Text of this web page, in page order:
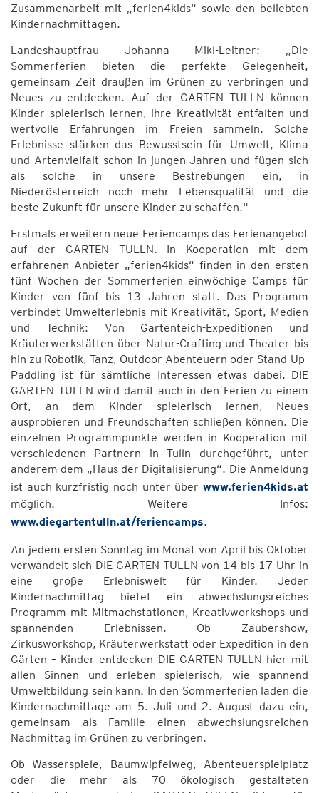
Zusammenarbeit mit „ferien4kids“ sowie den beliebten
Kindernachmittagen.
Landeshauptfrau Johanna Mikl-Leitner: „Die
Sommerferien bieten die perfekte Gelegenheit,
gemeinsam Zeit draußen im Grünen zu verbringen und
Neues zu entdecken. Auf der GARTEN TULLN können
Kinder spielerisch lernen, ihre Kreativität entfalten und
wertvolle Erfahrungen im Freien sammeln. Solche
Erlebnisse stärken das Bewusstsein für Umwelt, Klima
und Artenvielfalt schon in jungen Jahren und fügen sich
als solche in unsere Bestrebungen ein, in
Niederösterreich noch mehr Lebensqualität und die
beste Zukunft für unsere Kinder zu schaffen.“
Erstmals erweitern neue Feriencamps das Ferienangebot
auf der GARTEN TULLN. In Kooperation mit dem
erfahrenen Anbieter „ferien4kids“ finden in den ersten
fünf Wochen der Sommerferien einwöchige Camps für
Kinder von fünf bis 13 Jahren statt. Das Programm
verbindet Umwelterlebnis mit Kreativität, Sport, Medien
und Technik: Von Gartenteich-Expeditionen und
Kräuterwerkstätten über Natur-Crafting und Theater bis
hin zu Robotik, Tanz, Outdoor-Abenteuern oder Stand-Up-
Paddling ist für sämtliche Interessen etwas dabei. DIE
GARTEN TULLN wird damit auch in den Ferien zu einem
Ort, an dem Kinder spielerisch lernen, Neues
ausprobieren und Freundschaften schließen können. Die
einzelnen Programmpunkte werden in Kooperation mit
verschiedenen Partnern in Tulln durchgeführt, unter
anderem dem „Haus der Digitalisierung“. Die Anmeldung
ist auch kurzfristig noch unter über www.ferien4kids.at
möglich. Weitere Infos:
www.diegartentulln.at/feriencamps.
An jedem ersten Sonntag im Monat von April bis Oktober
verwandelt sich DIE GARTEN TULLN von 14 bis 17 Uhr in
eine große Erlebniswelt für Kinder. Jeder
Kindernachmittag bietet ein abwechslungsreiches
Programm mit Mitmachstationen, Kreativworkshops und
spannenden Erlebnissen. Ob Zaubershow,
Zirkusworkshop, Kräuterwerkstatt oder Expedition in den
Gärten – Kinder entdecken DIE GARTEN TULLN hier mit
allen Sinnen und erleben spielerisch, wie spannend
Umweltbildung sein kann. In den Sommerferien laden die
Kindernachmittage am 5. Juli und 2. August dazu ein,
gemeinsam als Familie einen abwechslungsreichen
Nachmittag im Grünen zu verbringen.
Ob Wasserspiele, Baumwipfelweg, Abenteuerspielplatz
oder die mehr als 70 ökologisch gestalteten